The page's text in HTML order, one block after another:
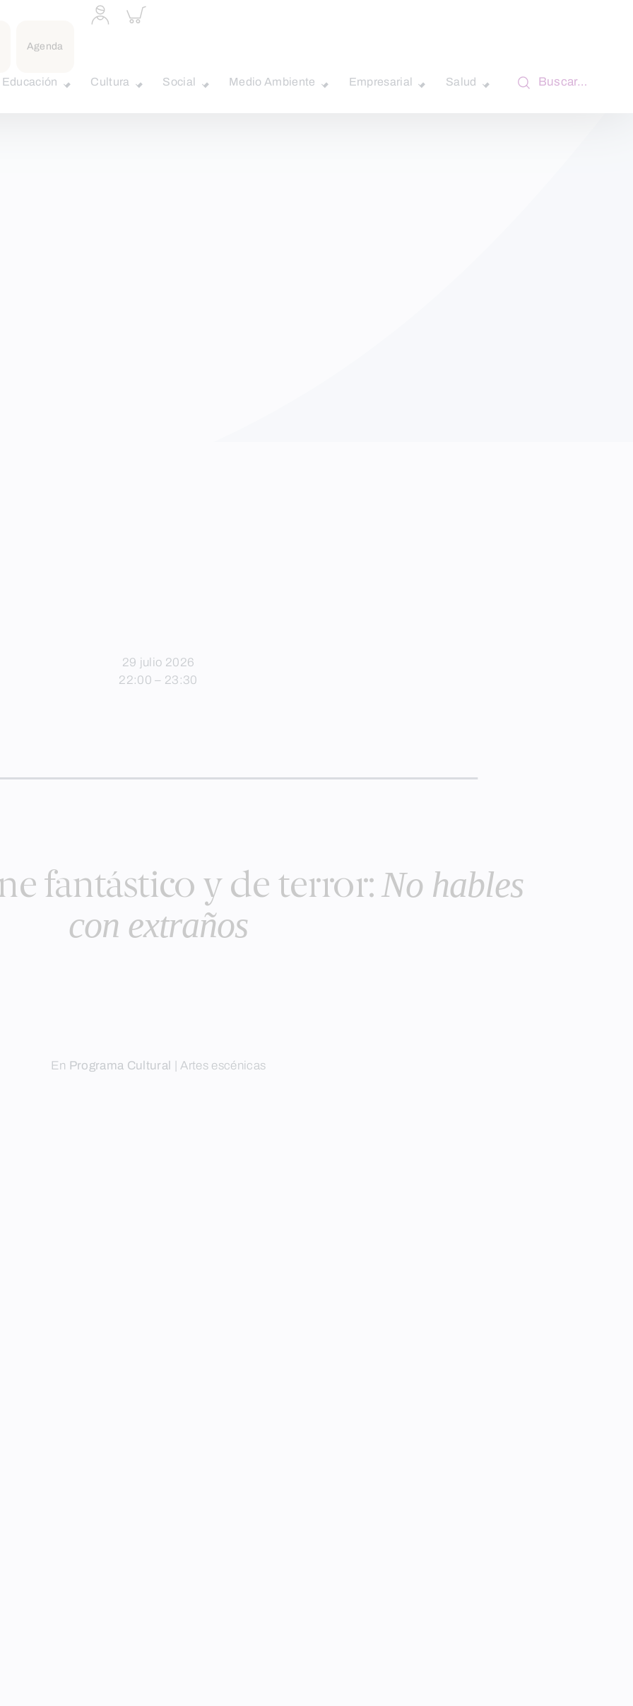
Agenda
Acceder
a
Inspeccionar
carrito
Educación Cultura Social Medio Ambiente Empresarial Salud Buscar…
29 julio 2026
22:00 – 23:30
fantástico y de terror:No hables
con extraños
En Programa Cultural Artes escénicas